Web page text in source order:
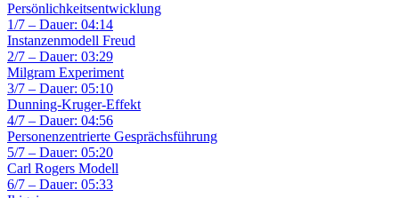
Persönlichkeitsentwicklung
1/7 – Dauer: 04:14
Instanzenmodell Freud
2/7 – Dauer: 03:29
Milgram Experiment
3/7 – Dauer: 05:10
Dunning-Kruger-Effekt
4/7 – Dauer: 04:56
Personenzentrierte Gesprächsführung
5/7 – Dauer: 05:20
Carl Rogers Modell
6/7 – Dauer: 05:33